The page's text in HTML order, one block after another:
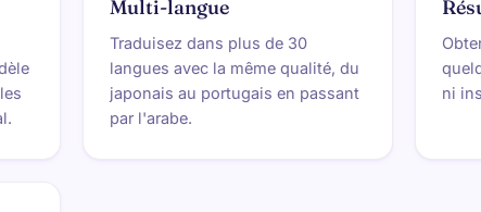
Multi-langue
Traduisez dans plus de 30
langues avec la même qualité, du
japonais au portugais en passant
par l'arabe.
ni